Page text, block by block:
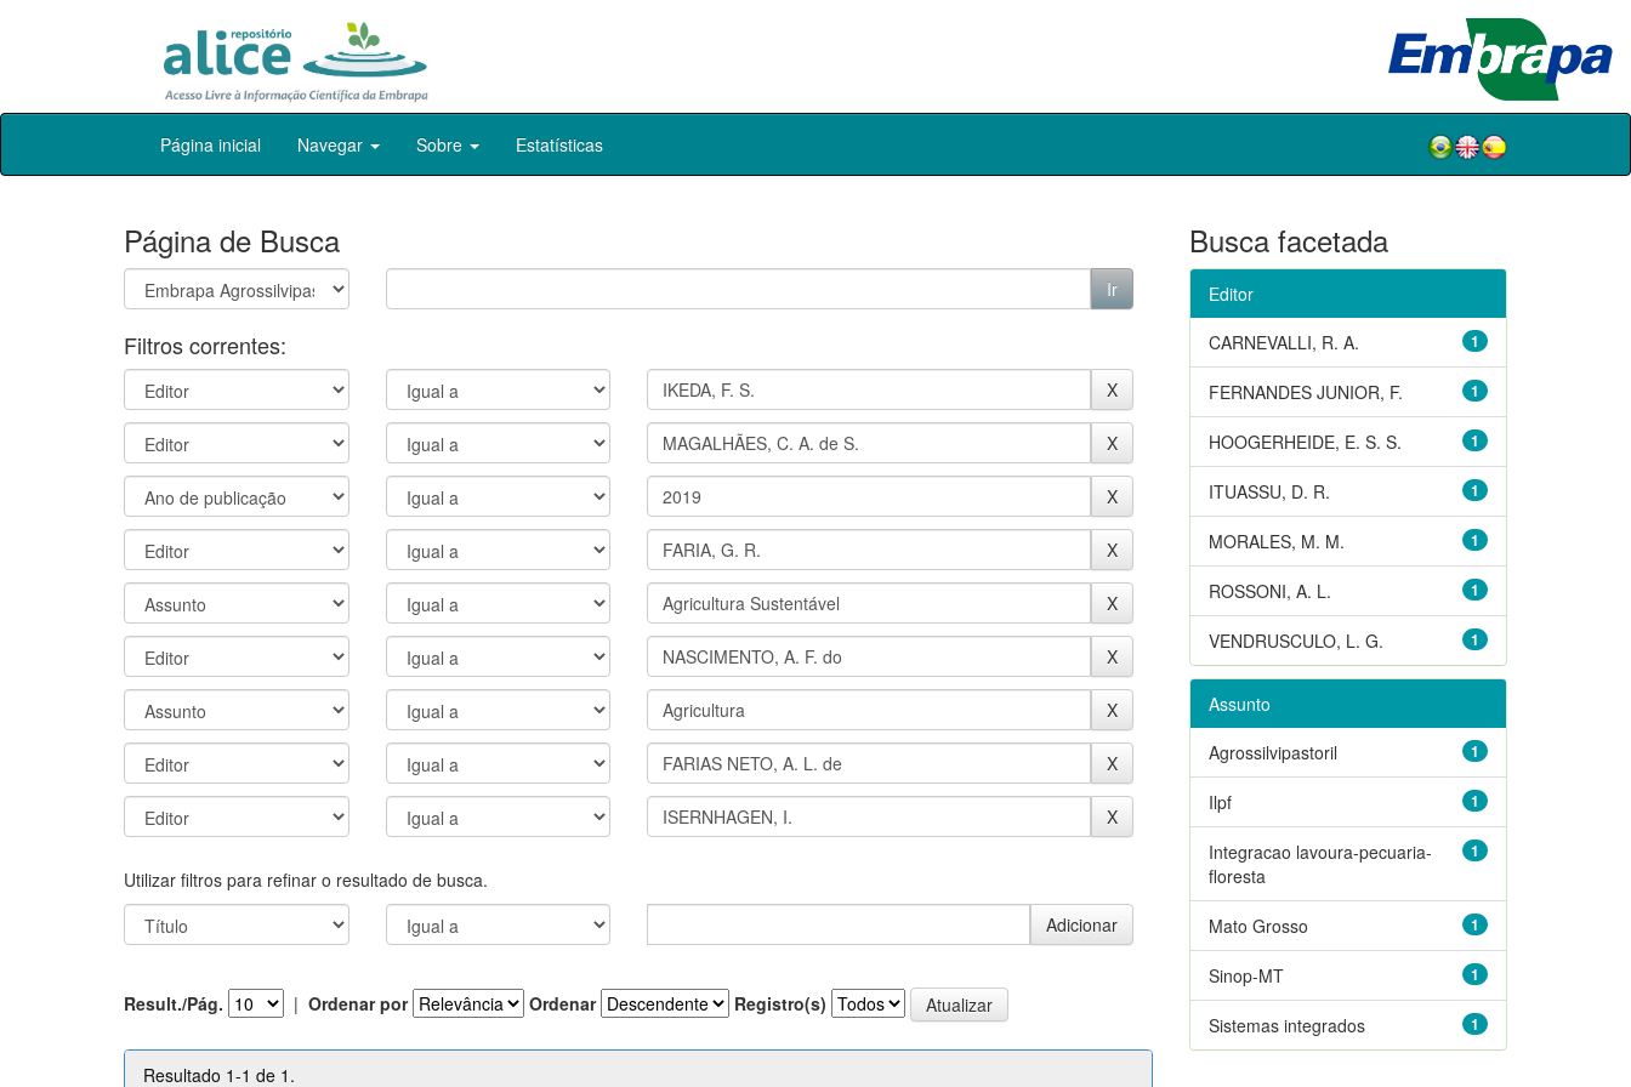
Skip
Página inicial Navegar Sobre Estatísticas
Página de Busca
Filtros correntes:
Utilizar filtros para refinar o resultado de busca.
Result./Pág. | Ordenar por Ordenar Registro(s)
Resultado 1-1 de 1.
Busca facetada
Editor
1
CARNEVALLI, R. A.
1
FERNANDES JUNIOR, F.
1
HOOGERHEIDE, E. S. S.
1
ITUASSU, D. R.
1
MORALES, M. M.
1
ROSSONI, A. L.
1
VENDRUSCULO, L. G.
Assunto
1
Agrossilvipastoril
1
Ilpf
1
Integracao lavoura-pecuaria-
floresta
1
Mato Grosso
1
Sinop-MT
1
Sistemas integrados